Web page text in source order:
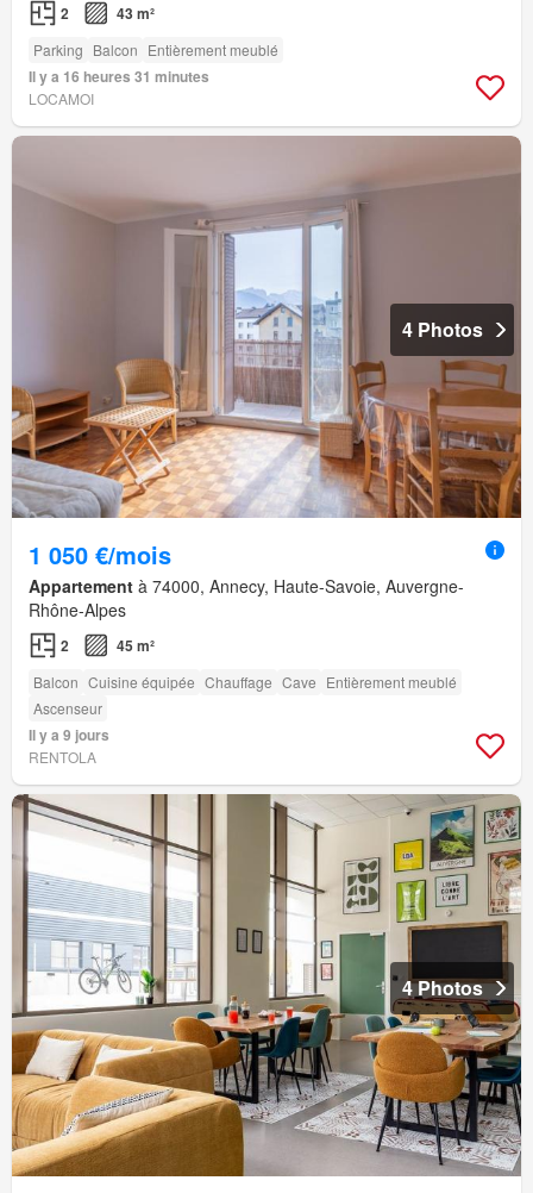
2 43 m²
Parking Balcon Entièrement meublé
Il y a 16 heures 31 minutes
LOCAMOI
4 Photos
1 050 €/mois
Appartement à 74000, Annecy, Haute-Savoie, Auvergne-
Rhône-Alpes
2 45 m²
Balcon Cuisine équipée Chauffage Cave Entièrement meublé
Ascenseur
Il y a 9 jours
RENTOLA
4 Photos